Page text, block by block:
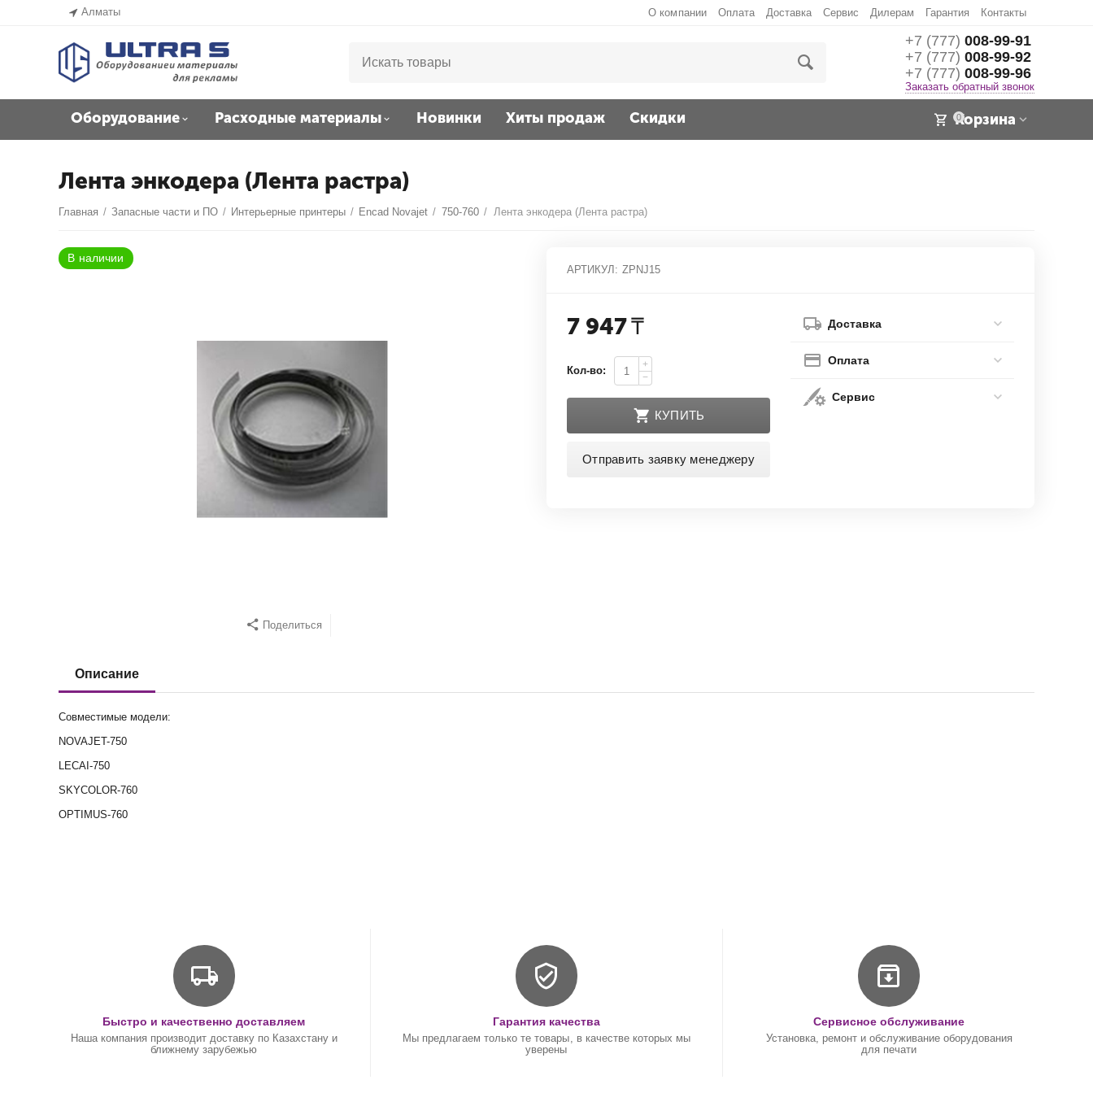
Алматы О компании Оплата Доставка Сервис Дилерам Гарантия Контакты
+7 (777) 008-99-91
+7 (777) 008-99-92
+7 (777) 008-99-96
Заказать обратный звонок
Оборудование Расходные материалы Новинки Хиты продаж Скидки 0
Корзина
Лента энкодера (Лента растра)
Главная / Запасные части и ПО / Интерьерные принтеры / Encad Novajet / 750-760 / Лента энкодера (Лента растра)
Поделиться
АРТИКУЛ: ZPNJ15
7 947₸
Кол-во:
+
−
КУПИТЬ
Отправить заявку менеджеру
Доставка
Оплата
Сервис
Описание
Совместимые модели:
NOVAJET-750
LECAI-750
SKYCOLOR-760
OPTIMUS-760
Быстро и качественно доставляем
Наша компания производит доставку по Казахстану и
ближнему зарубежью
Гарантия качества
Мы предлагаем только те товары, в качестве которых мы
уверены
Сервисное обслуживание
Установка, ремонт и обслуживание оборудования
для печати